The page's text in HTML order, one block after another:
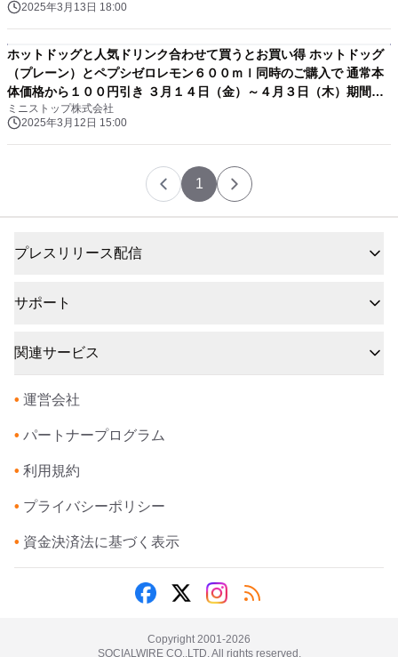
2025年3月13日 18:00
ホットドッグと人気ドリンク合わせて買うとお買い得 ホットドッグ
（プレーン）とペプシゼロレモン６００ｍｌ同時のご購入で 通常本
体価格から１００円引き ３月１４日（金）～４月３日（木）期間限
定！！
ミニストップ株式会社
2025年3月12日 15:00
1
プレスリリース配信
サポート
関連サービス
• 運営会社
• パートナープログラム
• 利用規約
• プライバシーポリシー
• 資金決済法に基づく表示
Copyright 2001-2026
SOCIALWIRE CO.,LTD. All rights reserved.